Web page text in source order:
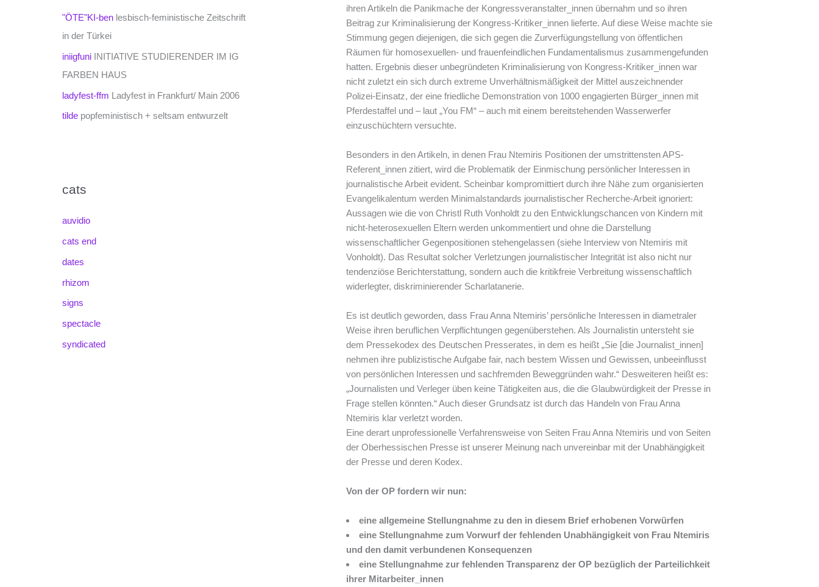
"ÖTE"KI-ben lesbisch-feministische Zeitschrift
in der Türkei
iniigfuni INITIATIVE STUDIERENDER IM IG
FARBEN HAUS
ladyfest-ffm Ladyfest in Frankfurt/ Main 2006
tilde popfeministisch + seltsam entwurzelt
cats
auvidio
cats end
dates
rhizom
signs
spectacle
syndicated
ihren Artikeln die Panikmache der Kongressveranstalter_innen übernahm und so ihren
Beitrag zur Kriminalisierung der Kongress-Kritiker_innen lieferte. Auf diese Weise machte sie
Stimmung gegen diejenigen, die sich gegen die Zurverfügungstellung von öffentlichen
Räumen für homosexuellen- und frauenfeindlichen Fundamentalismus zusammengefunden
hatten. Ergebnis dieser unbegründeten Kriminalisierung von Kongress-Kritiker_innen war
nicht zuletzt ein sich durch extreme Unverhältnismäßigkeit der Mittel auszeichnender
Polizei-Einsatz, der eine friedliche Demonstration von 1000 engagierten Bürger_innen mit
Pferdestaffel und – laut „You FM“ – auch mit einem bereitstehenden Wasserwerfer
einzuschüchtern versuchte.
Besonders in den Artikeln, in denen Frau Ntemiris Positionen der umstrittensten APS-
Referent_innen zitiert, wird die Problematik der Einmischung persönlicher Interessen in
journalistische Arbeit evident. Scheinbar kompromittiert durch ihre Nähe zum organisierten
Evangelikalentum werden Minimalstandards journalistischer Recherche-Arbeit ignoriert:
Aussagen wie die von Christl Ruth Vonholdt zu den Entwicklungschancen von Kindern mit
nicht-heterosexuellen Eltern werden unkommentiert und ohne die Darstellung
wissenschaftlicher Gegenpositionen stehengelassen (siehe Interview von Ntemiris mit
Vonholdt). Das Resultat solcher Verletzungen journalistischer Integrität ist also nicht nur
tendenziöse Berichterstattung, sondern auch die kritikfreie Verbreitung wissenschaftlich
widerlegter, diskriminierender Scharlatanerie.
Es ist deutlich geworden, dass Frau Anna Ntemiris’ persönliche Interessen in diametraler
Weise ihren beruflichen Verpflichtungen gegenüberstehen. Als Journalistin untersteht sie
dem Pressekodex des Deutschen Presserates, in dem es heißt „Sie [die Journalist_innen]
nehmen ihre publizistische Aufgabe fair, nach bestem Wissen und Gewissen, unbeeinflusst
von persönlichen Interessen und sachfremden Beweggründen wahr.“ Desweiteren heißt es:
„Journalisten und Verleger üben keine Tätigkeiten aus, die die Glaubwürdigkeit der Presse in
Frage stellen könnten.“ Auch dieser Grundsatz ist durch das Handeln von Frau Anna
Ntemiris klar verletzt worden.
Eine derart unprofessionelle Verfahrensweise von Seiten Frau Anna Ntemiris und von Seiten
der Oberhessischen Presse ist unserer Meinung nach unvereinbar mit der Unabhängigkeit
der Presse und deren Kodex.
Von der OP fordern wir nun:
eine allgemeine Stellungnahme zu den in diesem Brief erhobenen Vorwürfen
eine Stellungnahme zum Vorwurf der fehlenden Unabhängigkeit von Frau Ntemiris
und den damit verbundenen Konsequenzen
eine Stellungnahme zur fehlenden Transparenz der OP bezüglich der Parteilichkeit
ihrer Mitarbeiter_innen